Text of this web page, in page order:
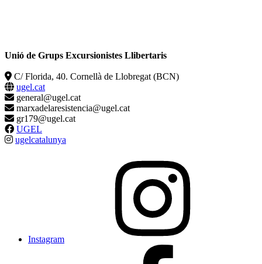
Unió de Grups Excursionistes Llibertaris
C/ Florida, 40. Cornellà de Llobregat (BCN)
ugel.cat
general@ugel.cat
marxadelaresistencia@ugel.cat
gr179@ugel.cat
UGEL
ugelcatalunya
Instagram